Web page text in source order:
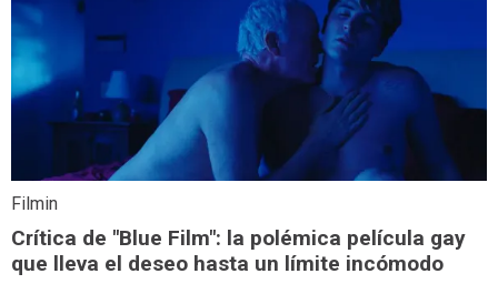
Filmin
Crítica de "Blue Film": la polémica película gay
que lleva el deseo hasta un límite incómodo